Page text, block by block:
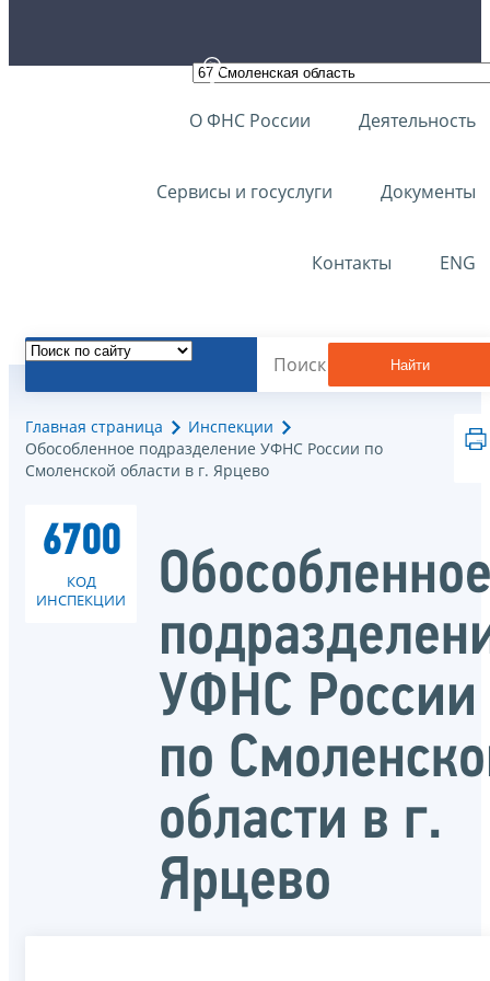
О ФНС России Деятельность
Сервисы и госуслуги Документы
Контакты ENG
Найти
Главная страница
Инспекции
Обособленное подразделение УФНС России по
Смоленской области в г. Ярцево
6700
КОД
ИНСПЕКЦИИ
УФНС России
по
области в г.
Ярцево